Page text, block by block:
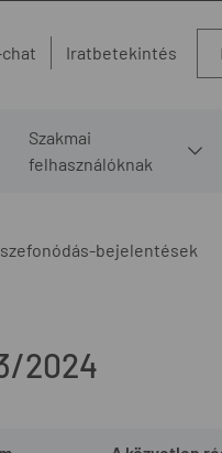
Iratbetekintés
Szakmai
felhasználóknak
bejelentések
2024